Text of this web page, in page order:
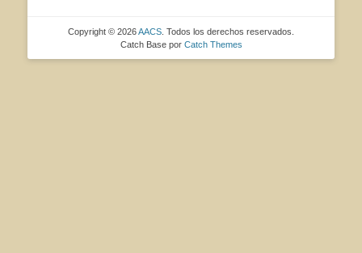
Copyright © 2026AACS. Todos los derechos reservados.
Catch Base por Catch Themes